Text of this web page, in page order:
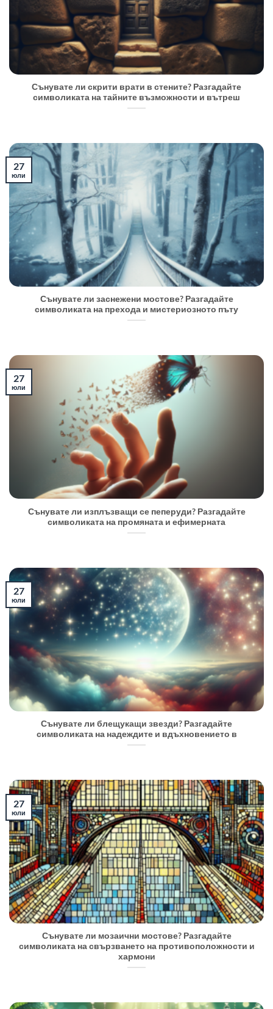
Сънувате ли скрити врати в стените? Разгадайте
символиката на тайните възможности и вътреш
Сънувате ли заснежени мостове? Разгадайте
символиката на прехода и мистериозното пъту
27
юли
Сънувате ли изплъзващи се пеперуди? Разгадайте
символиката на промяната и ефимерната
27
юли
Сънувате ли блещукащи звезди? Разгадайте
символиката на надеждите и вдъхновението в
27
юли
Сънувате ли мозаични мостове? Разгадайте
символиката на свързването на противоположности и
хармони
27
юли